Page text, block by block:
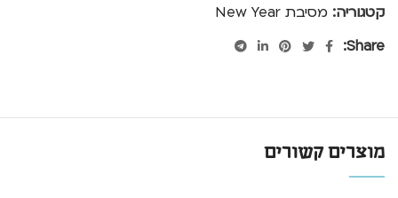
קטגוריה: מסיבת New Year
Share:
מוצרים קשורים